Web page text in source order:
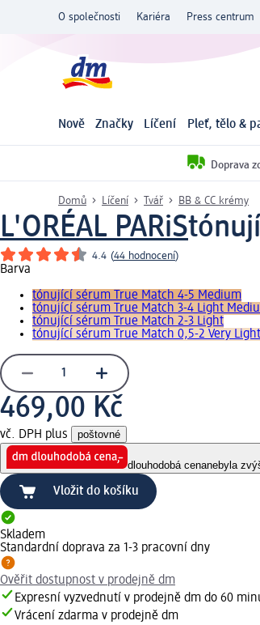
O společnosti Kariéra Press centrum
Nově Značky Líčení Pleť, tělo &
Doprava
Domů Líčení Tvář BB & CC krémy
L'ORÉAL PARiS
4.4 (44 hodnocení)
Barva
tónující sérum True Match 4-5 Medium
tónující sérum True Match 3-4 Light
tónující sérum True Match 2-3 Light
tónující sérum True Match 0,5-2 Very Light
469,00 Kč
vč. DPH plus poštovné
dlouhodobá cenanebyla
Vložit do košíku
Skladem
Standardní doprava za 1-3 pracovní dny
Ověřit dostupnost v prodejně dm
Expresní vyzvednutí v prodejně dm do 60
Vrácení zdarma v prodejně dm